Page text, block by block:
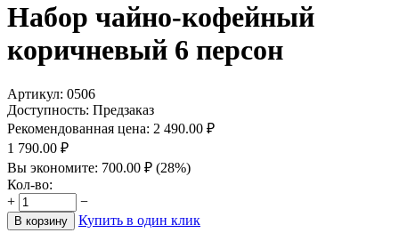
Набор чайно-кофейный
коричневый 6 персон
Артикул: 0506
Доступность: Предзаказ
Рекомендованная цена: 2 490.00 ₽
1 790.00 ₽
Вы экономите: 700.00 ₽ (28%)
Кол-во:
+
−
В корзину Купить в один клик